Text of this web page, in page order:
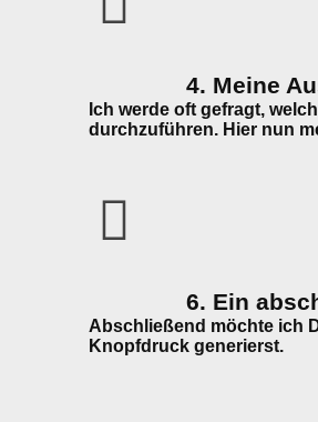
4. Meine
Ich werde oft gefragt,
durchzuführen. Hier nun
6. Ein
Abschließend möchte ich
Knopfdruck generierst.